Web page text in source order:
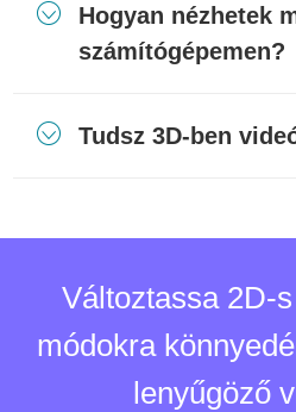
Hogyan nézhetek
számítógépemen?
Tudsz 3D-ben
Változtassa 2D-
módokra
lenyűgöző